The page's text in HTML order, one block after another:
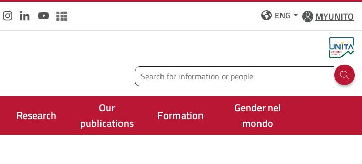
Instagram
LinkedInYouTubeAltri social
ENG MYUNITO
Search
Run
Research
Our
publications
Formation
Gender nel
mondo